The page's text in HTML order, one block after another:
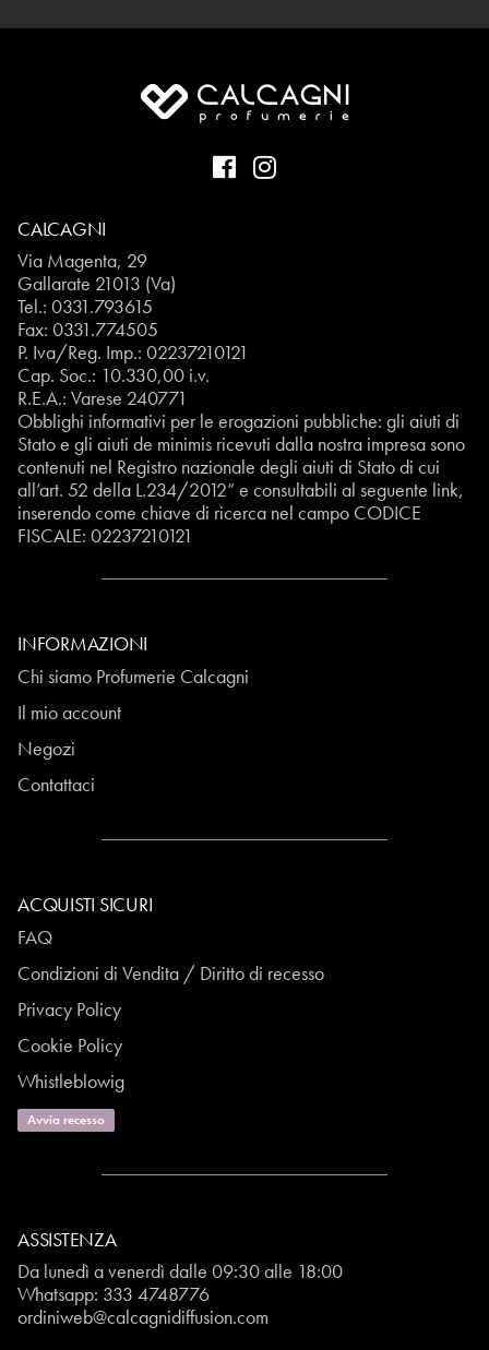
CALCAGNI
Via Magenta, 29
Gallarate 21013 (Va)
Tel.: 0331.793615
Fax: 0331.774505
P. Iva/Reg. Imp.: 02237210121
Cap. Soc.: 10.330,00 i.v.
R.E.A.: Varese 240771
Obblighi informativi per le erogazioni pubbliche: gli aiuti di
Stato e gli aiuti de minimis ricevuti dalla nostra impresa sono
contenuti nel Registro nazionale degli aiuti di Stato di cui
all’art. 52 della L.234/2012” e consultabili al seguente link,
inserendo come chiave di ricerca nel campo CODICE
FISCALE: 02237210121
INFORMAZIONI
Chi siamo Profumerie Calcagni
Il mio account
Negozi
Contattaci
ACQUISTI SICURI
FAQ
Condizioni di Vendita / Diritto di recesso
Privacy Policy
Cookie Policy
Whistleblowig
Avvia recesso
ASSISTENZA
Da lunedì a venerdì dalle 09:30 alle 18:00
Whatsapp: 333 4748776
ordiniweb@calcagnidiffusion.com